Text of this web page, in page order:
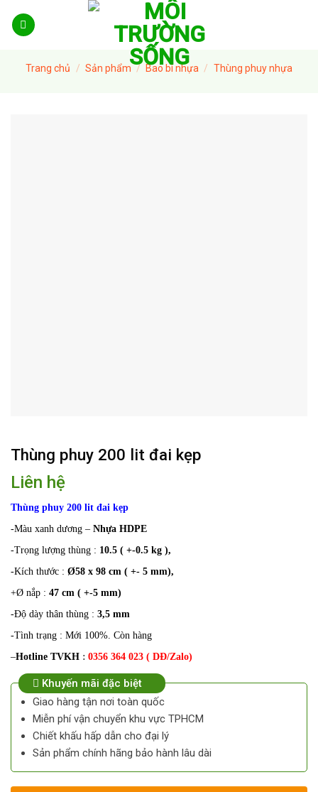
Trang chủ / Sản phẩm / Bao bì nhựa / Thùng phuy nhựa
Thùng phuy 200 lit đai kẹp
Liên hệ
Thùng phuy 200 lit đai kẹp
-Màu xanh dương – Nhựa HDPE
-Trọng lượng thùng : 10.5 ( +-0.5 kg ),
-Kích thước : Ø58 x 98 cm ( +- 5 mm),
+Ø nắp : 47 cm ( +-5 mm)
-Độ dày thân thùng : 3,5 mm
-Tình trạng : Mới 100%. Còn hàng
–Hotline TVKH : 0356 364 023 ( DĐ/Zalo)
Khuyến mãi đặc biệt
Giao hàng tận nơi toàn quốc
Miễn phí vận chuyển khu vực TPHCM
Chiết khấu hấp dẫn cho đại lý
Sản phẩm chính hãng bảo hành lâu dài